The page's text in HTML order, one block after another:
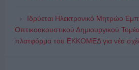
Ιδρύεται Ηλεκτρονικό Μητρώο
Οπτικοακουστικού Δημιουργικού
πλατφόρμα του ΕΚΚΟΜΕΔ για νέα